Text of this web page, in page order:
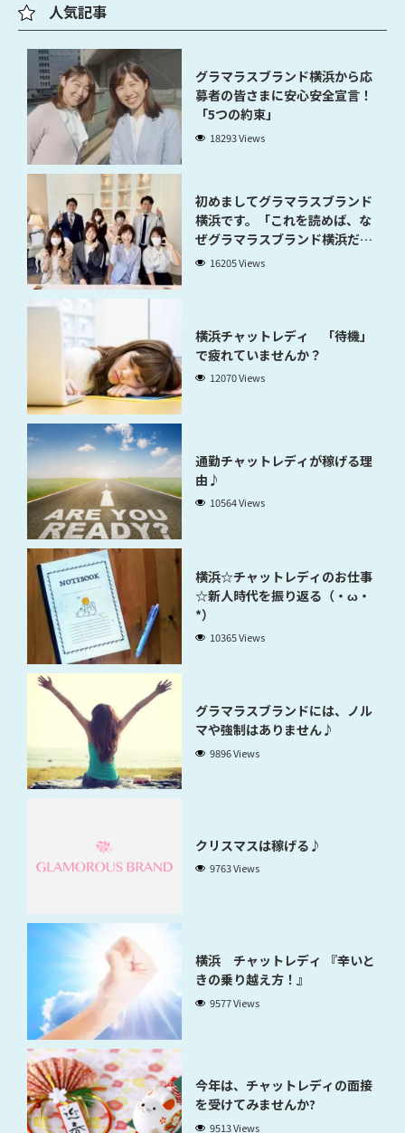
人気記事
グラマラスブランド横浜から応
募者の皆さまに安心安全宣言！
「5つの約束」
18293 Views
初めましてグラマラスブランド
横浜です。「これを読めば、な
ぜグラマラスブランド横浜だと
稼げるのかが分かります」
16205 Views
横浜チャットレディ 「待機」
で疲れていませんか？
12070 Views
通勤チャットレディが稼げる理
由♪
10564 Views
横浜☆チャットレディのお仕事
☆新人時代を振り返る（・ω・
*）
10365 Views
グラマラスブランドには、ノル
マや強制はありません♪
9896 Views
クリスマスは稼げる♪
9763 Views
横浜 チャットレディ 『辛いと
きの乗り越え方！』
9577 Views
今年は、チャットレディの面接
を受けてみませんか?
9513 Views